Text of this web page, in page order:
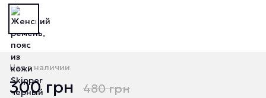
Нет в наличии
300 грн 480 грн